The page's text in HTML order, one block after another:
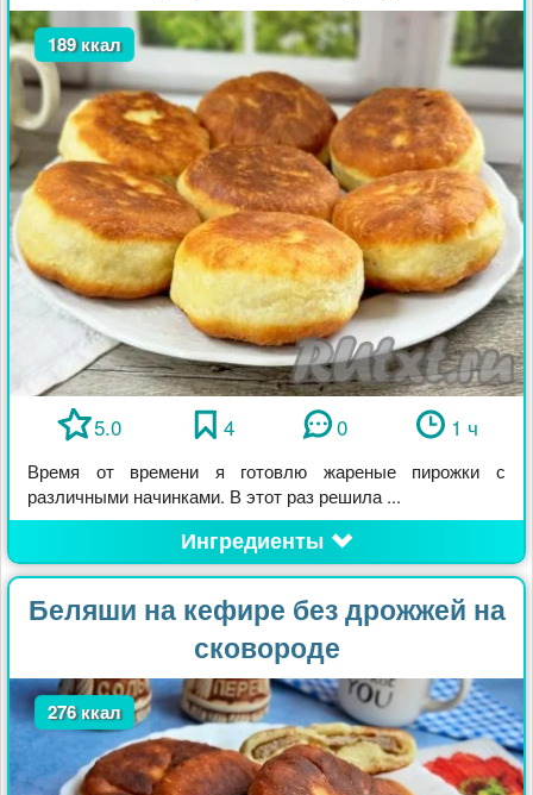
189 ккал
5.0 4 0 1 ч
Время от времени я готовлю жареные пирожки с
различными начинками. В этот раз решила ...
Ингредиенты
Беляши на кефире без дрожжей на
сковороде
276 ккал